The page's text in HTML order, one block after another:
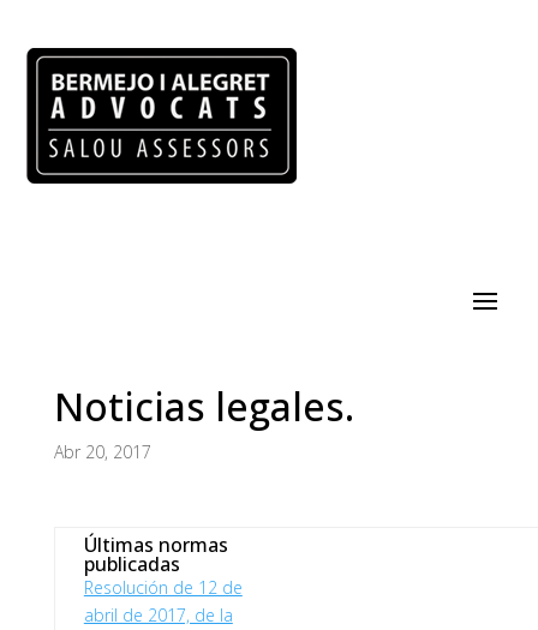
Noticias legales.
Abr 20, 2017
Últimas normas
publicadas
Resolución de 12 de
abril de 2017, de la